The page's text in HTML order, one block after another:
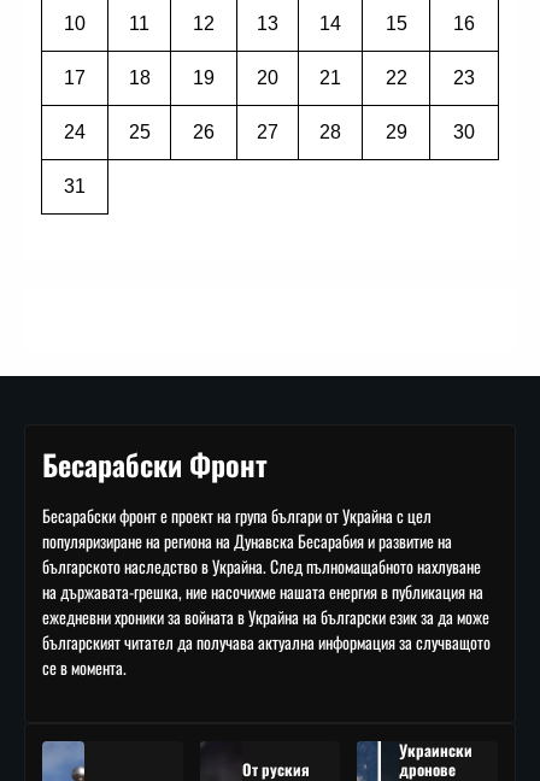
10 11 12 13 14 15 16
17 18 19 20 21 22 23
24 25 26 27 28 29 30
31
Бесарабски Фронт
Бесарабски фронт е проект на група българи от Украйна с цел
популяризиране на региона на Дунавска Бесарабия и развитие на
българското наследство в Украйна. След пълномащабното нахлуване
на държавата-грешка, ние насочихме нашата енергия в публикация на
ежедневни хроники за войната в Украйна на български език за да може
българският читател да получава актуална информация за случващото
се в момента.
От руския
Украински
дронове